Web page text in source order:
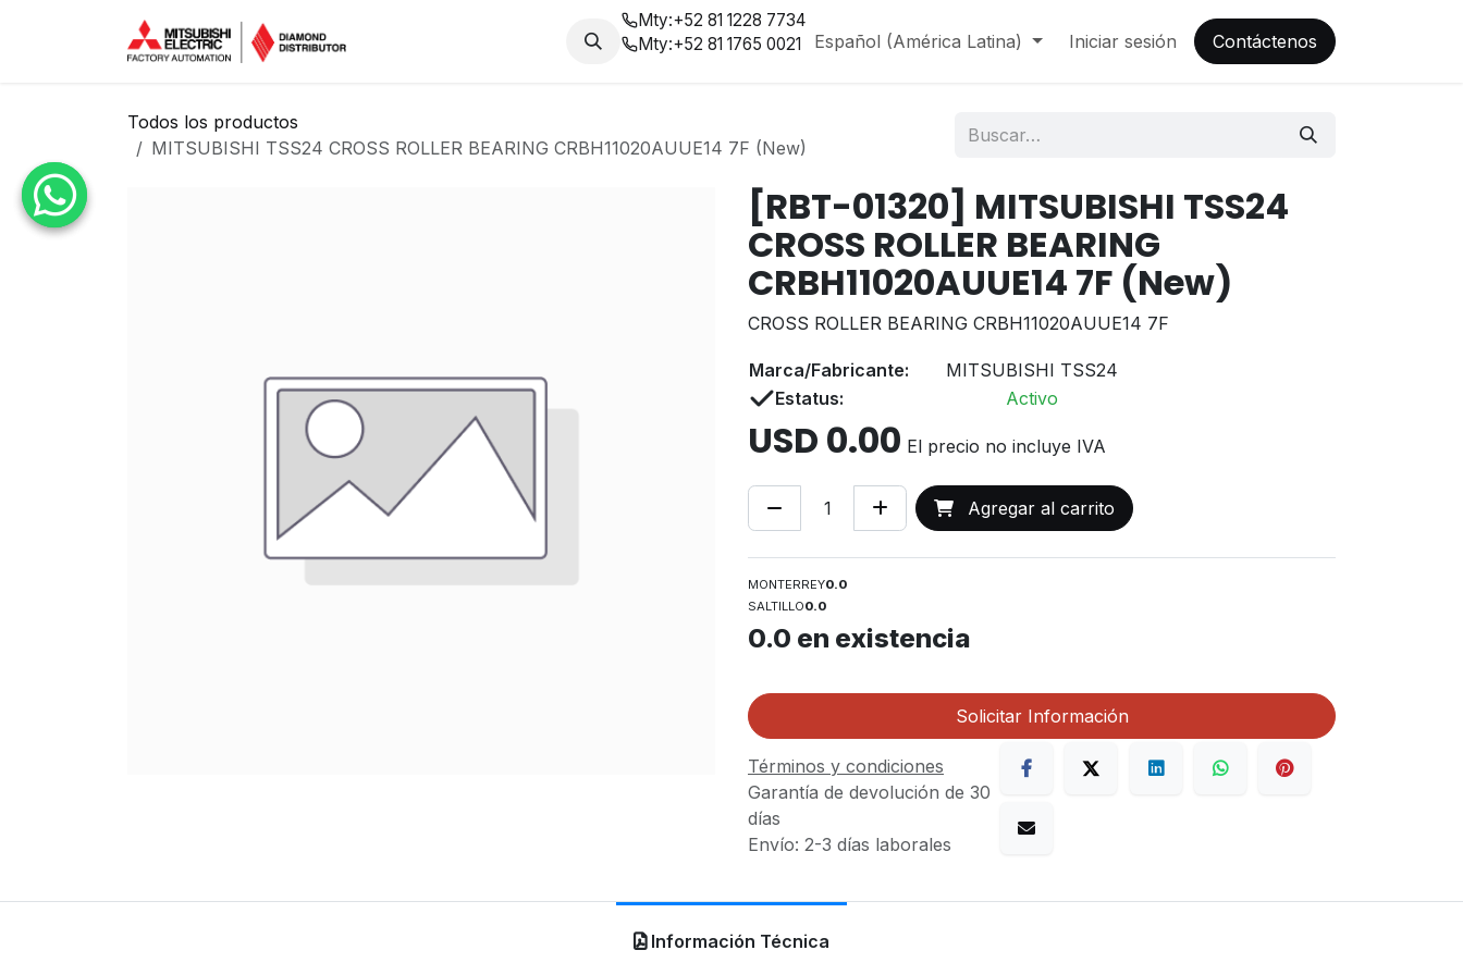
Nosotros Blog
Mty:+52 81 1228 7734
Mty:+52 81 1765 0021 Español (América Latina) Iniciar sesión Contáctenos
Todos los productos
MITSUBISHI TSS24 CROSS ROLLER BEARING CRBH11020AUUE14 7F (New)
[RBT-01320] MITSUBISHI TSS24
CROSS ROLLER BEARING
CRBH11020AUUE14 7F (New)
CROSS ROLLER BEARING CRBH11020AUUE14 7F
Marca/Fabricante:
MITSUBISHI TSS24
Estatus:
Activo
USD 0.00 El precio no incluye IVA
Agregar al carrito
MONTERREY0.0
SALTILLO0.0
0.0 en existencia
Solicitar Información
Términos y condiciones
Garantía de devolución de 30
días
Envío: 2-3 días laborales
Información Técnica